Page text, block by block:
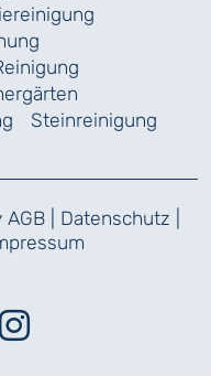
Steinreinigung
AGB Datenschutz